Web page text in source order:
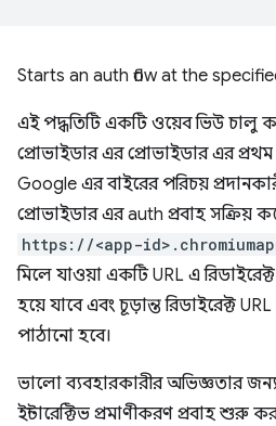
Starts an auth flow at the
এই পদ্ধতিটি একটি ওয়েব ভিউ চালু
প্রোভাইডার এর প্রোভাইডার এর
Google এর বাইরের পরিচয়
প্রোভাইডার এর auth প্রবাহ সক্রিয়
https://<app-
মিলে যাওয়া একটি URL এ
হয়ে যাবে এবং চূড়ান্ত রিডাইরেক্ট URL
পাঠানো হবে।
ভালো ব্যবহারকারীর অভিজ্ঞতার
ইন্টারেক্টিভ প্রমাণীকরণ প্রবাহ শুরু